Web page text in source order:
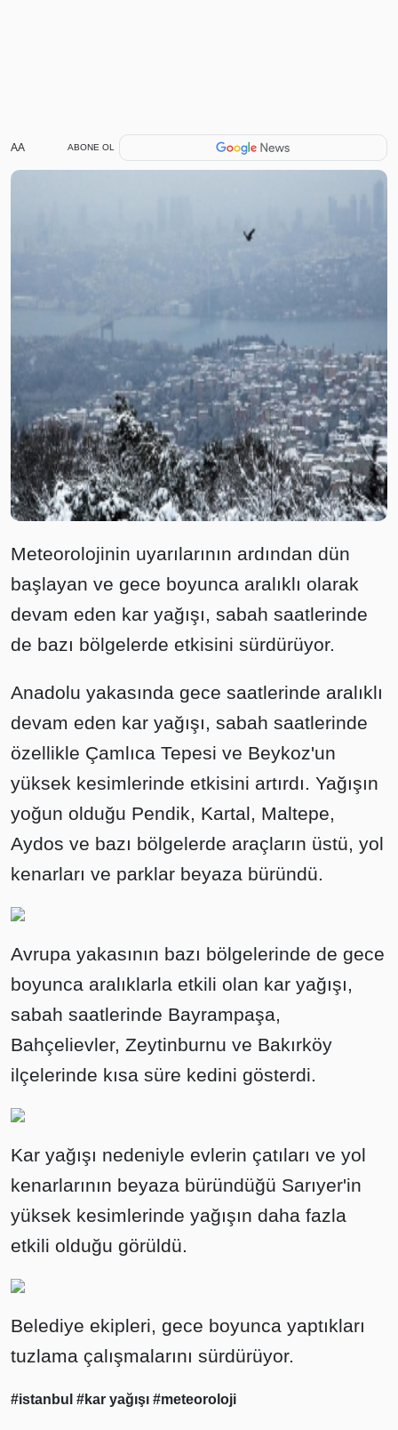
AA ABONE OL
Meteorolojinin uyarılarının ardından dün
başlayan ve gece boyunca aralıklı olarak
devam eden kar yağışı, sabah saatlerinde
de bazı bölgelerde etkisini sürdürüyor.
Anadolu yakasında gece saatlerinde aralıklı
devam eden kar yağışı, sabah saatlerinde
özellikle Çamlıca Tepesi ve Beykoz'un
yüksek kesimlerinde etkisini artırdı. Yağışın
yoğun olduğu Pendik, Kartal, Maltepe,
Aydos ve bazı bölgelerde araçların üstü, yol
kenarları ve parklar beyaza büründü.
Avrupa yakasının bazı bölgelerinde de gece
boyunca aralıklarla etkili olan kar yağışı,
sabah saatlerinde Bayrampaşa,
Bahçelievler, Zeytinburnu ve Bakırköy
ilçelerinde kısa süre kedini gösterdi.
Kar yağışı nedeniyle evlerin çatıları ve yol
kenarlarının beyaza büründüğü Sarıyer'in
yüksek kesimlerinde yağışın daha fazla
etkili olduğu görüldü.
Belediye ekipleri, gece boyunca yaptıkları
tuzlama çalışmalarını sürdürüyor.
#istanbul #kar yağışı #meteoroloji